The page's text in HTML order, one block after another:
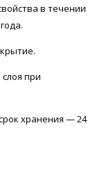
в течении
при
хранения — 24